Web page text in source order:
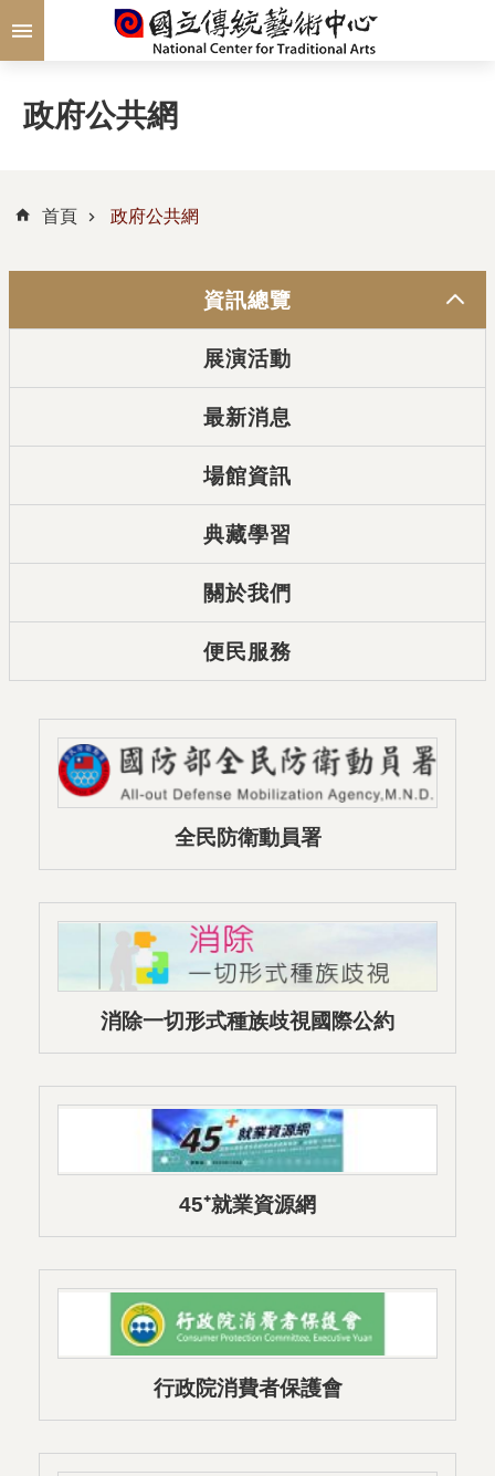
跳到主要內容區塊
政府公共網
首頁 政府公共網
資訊總覽
展演活動
最新消息
場館資訊
典藏學習
關於我們
便民服務
全民防衛動員署
消除一切形式種族歧視國際公約
（ICERD）專區
45⁺就業資源網
行政院消費者保護會